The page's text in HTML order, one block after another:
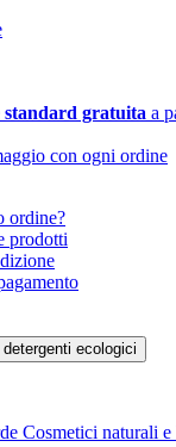
standard gratuita a
con ogni ordine
ordine?
prodotti
Cosmetici naturali